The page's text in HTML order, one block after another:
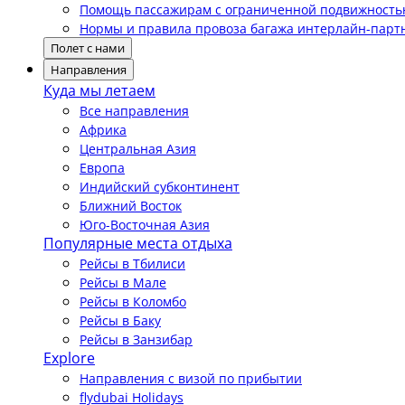
Помощь пассажирам с ограниченной
Нормы и правила провоза багажа интерлайн-
Полет с нами
Направления
Куда мы летаем
Все направления
Африка
Центральная Азия
Европа
Индийский субконтинент
Ближний Восток
Юго-Восточная Азия
Популярные места отдыха
Рейсы в Тбилиси
Рейсы в Мале
Рейсы в Коломбо
Рейсы в Баку
Рейсы в Занзибар
Explore
Направления с визой по прибытии
flydubai Holidays